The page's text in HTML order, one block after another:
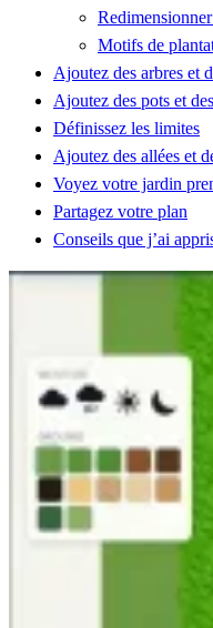
Motifs de
Ajoutez des arbres et
Ajoutez des pots et
Définissez les limites
Ajoutez des allées et
Voyez votre jardin
Partagez votre plan
Conseils que j’ai